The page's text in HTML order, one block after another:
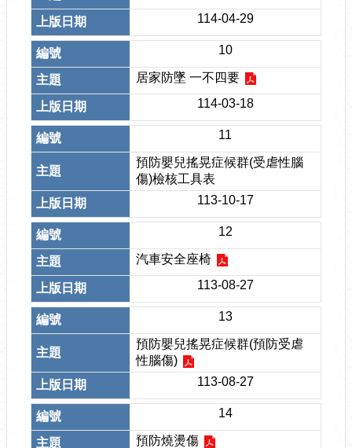
114-04-29
10
居家防墜 一不四要
114-03-18
11
預防嬰兒搖晃症候群(受虐性腦
傷)檢核工具表
113-10-17
12
汽車安全座椅
113-08-27
13
預防嬰兒搖晃症候群(預防受虐
性腦傷)
113-08-27
14
預防燒燙傷